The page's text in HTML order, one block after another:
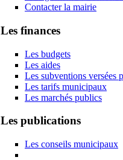
Contacter la mairie
Les finances
Les budgets
Les aides
Les subventions versées
Les tarifs municipaux
Les marchés publics
Les publications
Les conseils municipaux